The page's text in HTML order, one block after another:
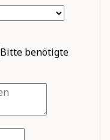
Bitte benötigte